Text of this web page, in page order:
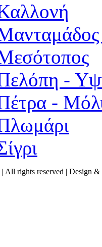
-
-
| All rights reserved | Design &